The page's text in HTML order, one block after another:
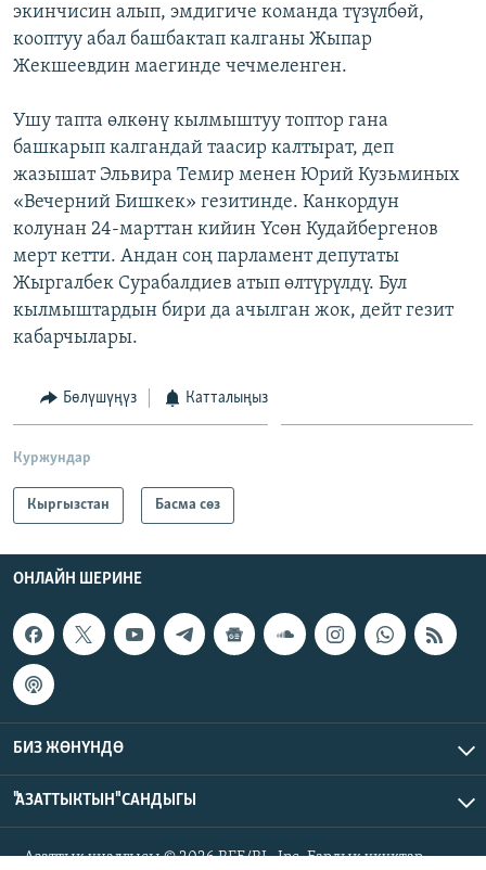
экинчисин алып, эмдигиче команда түзүлбөй,
кооптуу абал башбактап калганы Жыпар
Жекшеевдин маегинде чечмеленген.
Ушу тапта өлкөнү кылмыштуу топтор гана
башкарып калгандай таасир калтырат, деп
жазышат Эльвира Темир менен Юрий Кузьминых
«Вечерний Бишкек» гезитинде. Канкордун
колунан 24-марттан кийин Үсөн Кудайбергенов
мерт кетти. Андан соң парламент депутаты
Жыргалбек Сурабалдиев атып өлтүрүлдү. Бул
кылмыштардын бири да ачылган жок, дейт гезит
кабарчылары.
Бөлүшүңүз Катталыңыз
Куржундар
Кыргызстан Басма сөз
ОНЛАЙН ШЕРИНЕ
БИЗ ЖӨНҮНДӨ
"АЗАТТЫКТЫН" САНДЫГЫ
Азаттык үналгысы © 2026 RFE/RL, Inc. Бардык укуктар